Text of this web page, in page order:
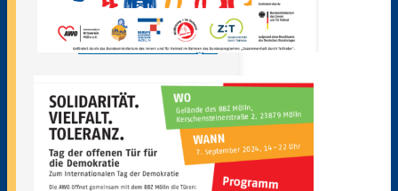
Stellenausschreibungen
Kooperationen
Förderverein